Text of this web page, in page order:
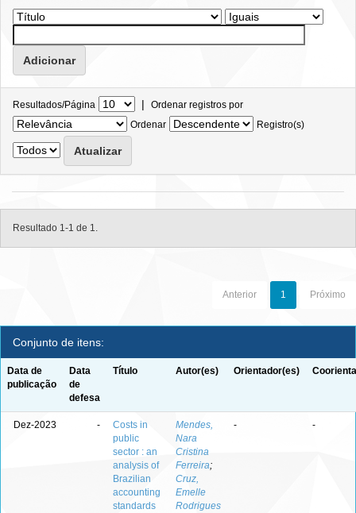
Resultados/Página | Ordenar registros por
Ordenar
Registro(s)
Resultado 1-1 de 1.
Anterior 1 Próximo
Conjunto de itens:
Data de
publicação
Data
de
defesa
Título Autor(es) Orientador(es)
Dez-2023 -
Costs in
public
sector : an
analysis of
Brazilian
accounting
standards
Mendes,
Nara
Cristina
Ferreira;
Cruz,
Emelle
Rodrigues
- -